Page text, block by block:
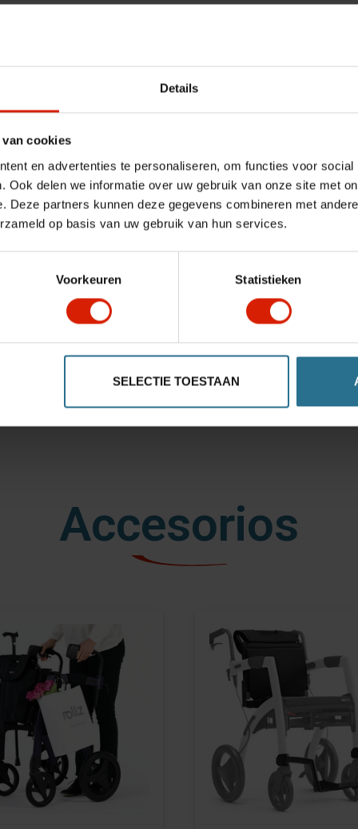
Details
van cookies
en advertenties te personaliseren, om functies voor
Ook delen we informatie over uw gebruik van onze site met
Deze partners kunnen deze gegevens combineren met
op basis van uw gebruik van hun services.
Voorkeuren Statistieken
SELECTIE TOESTAAN
automóviles y del
Con la Pegatina
de herramientas
las condiciones
tu estilo personal.
para mejorar tu
con grandes
Accesorios